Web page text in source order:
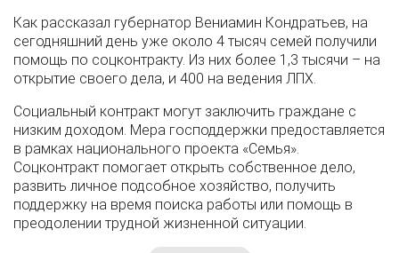
Как рассказал губернатор Вениамин Кондратьев, на
сегодняшний день уже около 4 тысяч семей получили
помощь по соцконтракту. Из них более 1,3 тысячи – на
открытие своего дела, и 400 на ведения ЛПХ.
Социальный контракт могут заключить граждане с
низким доходом. Мера господдержки предоставляется
в рамках национального проекта «Семья».
Соцконтракт помогает открыть собственное дело,
развить личное подсобное хозяйство, получить
поддержку на время поиска работы или помощь в
преодолении трудной жизненной ситуации.